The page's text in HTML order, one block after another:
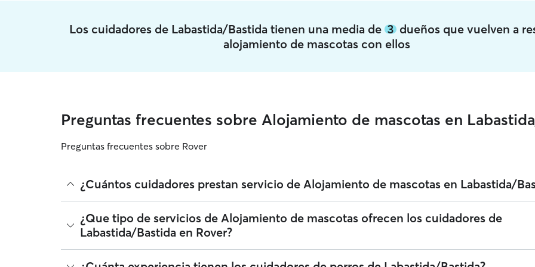
Los cuidadores de Labastida/Bastida tienen una media de 3dueños que vuelven a
alojamiento de mascotas con ellos
Preguntas frecuentes sobre Alojamiento de mascotas en
Preguntas frecuentes sobre Rover
¿Cuántos cuidadores prestan servicio de Alojamiento de mascotas en Labastida/
A fecha de agosto 2026, 96 cuidadores ha prestado servicios de Alojamiento de mascotas en Labastida/Bastida. Puedes
ampliar el radio, leer reseñas y comparar precios para encontrar al cuidador perfecto cerca de ti. Te recordamos que los
Alojamiento de mascotas que se unen a Rover deben someterse a una verificación de identidad tanto para tu seguridad
perro.
¿Que tipo de servicios de Alojamiento de mascotas ofrecen los cuidadores de
Labastida/Bastida en Rover?
Rover facilita la localización de cuidadores con Alojamiento de mascotas en Labastida/Bastida que ofrecen una atención